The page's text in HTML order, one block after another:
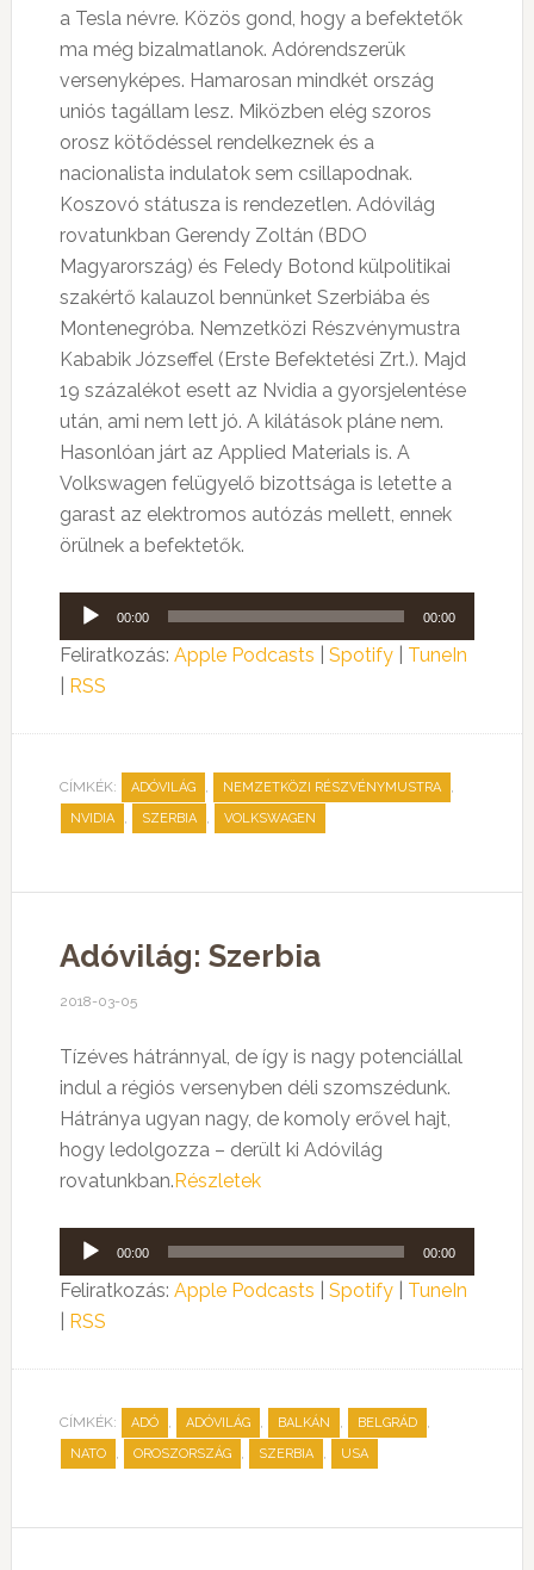
a Tesla névre. Közös gond, hogy a befektetők
ma még bizalmatlanok. Adórendszerük
versenyképes. Hamarosan mindkét ország
uniós tagállam lesz. Miközben elég szoros
orosz kötődéssel rendelkeznek és a
nacionalista indulatok sem csillapodnak.
Koszovó státusza is rendezetlen. Adóvilág
rovatunkban Gerendy Zoltán (BDO
Magyarország) és Feledy Botond külpolitikai
szakértő kalauzol bennünket Szerbiába és
Montenegróba. Nemzetközi Részvénymustra
Kababik Józseffel (Erste Befektetési Zrt.). Majd
19 százalékot esett az Nvidia a gyorsjelentése
után, ami nem lett jó. A kilátások pláne nem.
Hasonlóan járt az Applied Materials is. A
Volkswagen felügyelő bizottsága is letette a
garast az elektromos autózás mellett, ennek
örülnek a befektetők.
Audió
lejátszó
00:00 00:00
Feliratkozás: Apple Podcasts Spotify| TuneIn
RSS
CÍMKÉK: ADÓVILÁG , NEMZETKÖZI RÉSZVÉNYMUSTRA ,
NVIDIA , SZERBIA , VOLKSWAGEN
Adóvilág: Szerbia
2018-03-05
Tízéves hátránnyal, de így is nagy potenciállal
indul a régiós versenyben déli szomszédunk.
Hátránya ugyan nagy, de komoly erővel hajt,
hogy ledolgozza – derült ki Adóvilág
rovatunkban.Részletek
Audió
lejátszó
00:00 00:00
Feliratkozás: Apple Podcasts Spotify| TuneIn
RSS
CÍMKÉK: ADÓ , ADÓVILÁG , BALKÁN , BELGRÁD ,
NATO , OROSZORSZÁG , SZERBIA , USA